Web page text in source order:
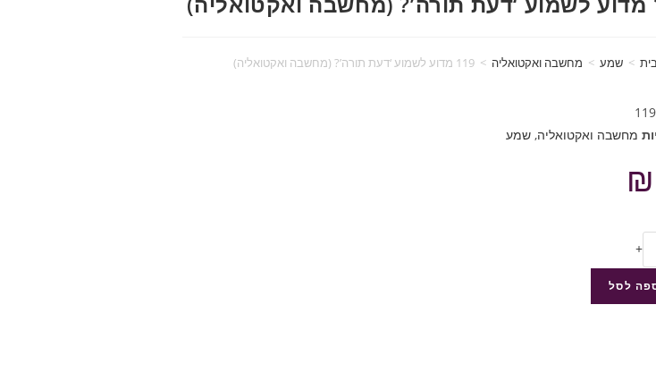
> שמע > מחשבה ואקטואליה > 119 מדוע לשמוע ‘דעת תורה’? (מחשבה ואקטואליה)
119
מחשבה ואקטואליה, שמע
₪
+
לסל